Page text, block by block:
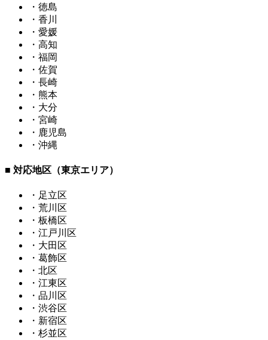
・徳島
・香川
・愛媛
・高知
・福岡
・佐賀
・長崎
・熊本
・大分
・宮崎
・鹿児島
・沖縄
■ 対応地区（東京エリア）
・足立区
・荒川区
・板橋区
・江戸川区
・大田区
・葛飾区
・北区
・江東区
・品川区
・渋谷区
・新宿区
・杉並区